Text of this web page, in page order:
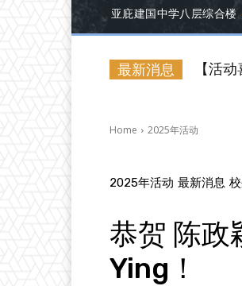
亚庇建国中学八层综合楼
最新消息 【活
Home 2025年活动
2025年活动 最新消息
恭贺 陈
Ying！